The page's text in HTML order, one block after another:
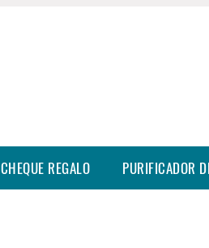
CHEQUE REGALO PURIFICADOR